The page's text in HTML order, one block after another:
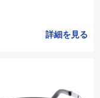
詳細を見る